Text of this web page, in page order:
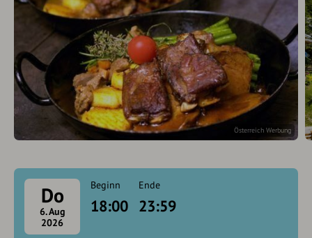
Österreich Werbung
Do
6. Aug
2026
Beginn
18:00
Ende
23:59